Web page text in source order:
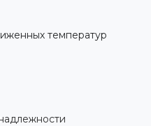
температур